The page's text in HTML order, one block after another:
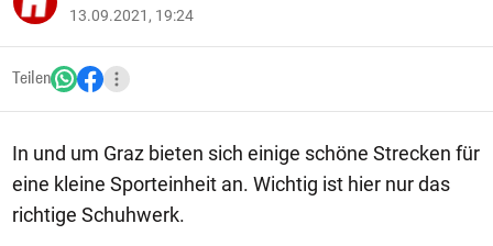
13.09.2021, 19:24
Teilen
In und um Graz bieten sich einige schöne Strecken für
eine kleine Sporteinheit an. Wichtig ist hier nur das
richtige Schuhwerk.